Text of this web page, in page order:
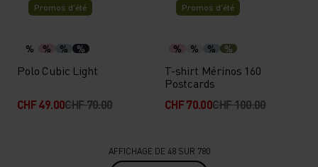
Promos d’été
% % % %
Polo Cubic Light
CHF 49.00CHF 70.00
Promos d’été
% % % %
T-shirt Mérinos 160
Postcards
CHF 70.00CHF 100.00
AFFICHAGE DE 48 SUR 780